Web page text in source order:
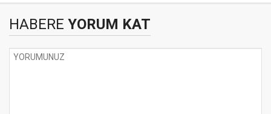
HABERE YORUM KAT